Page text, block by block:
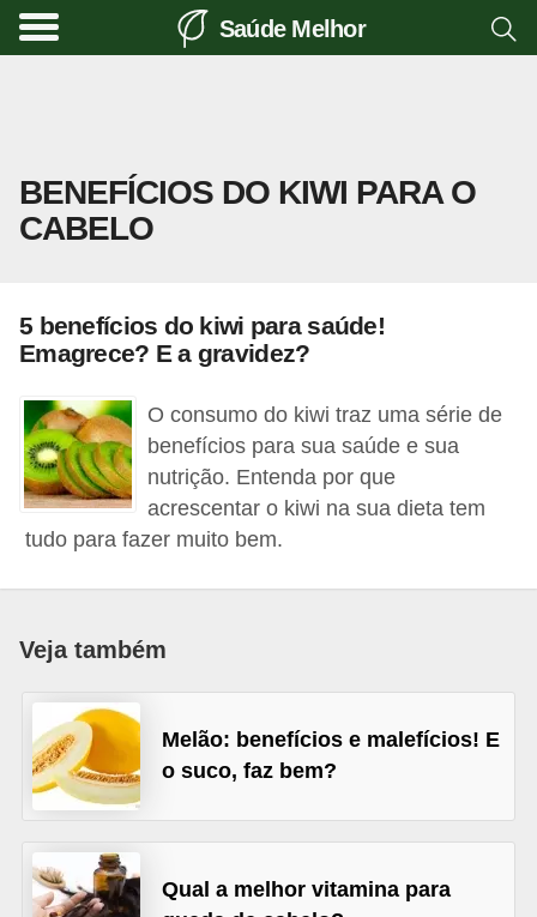
Saúde Melhor
BENEFÍCIOS DO KIWI PARA O
CABELO
5 benefícios do kiwi para saúde!
Emagrece? E a gravidez?
O consumo do kiwi traz uma série de
benefícios para sua saúde e sua
nutrição. Entenda por que
acrescentar o kiwi na sua dieta tem
tudo para fazer muito bem.
Veja também
Melão: benefícios e malefícios! E
o suco, faz bem?
Qual a melhor vitamina para
A
i
d
e
í
s
i
a
e
e
z
a
i
e